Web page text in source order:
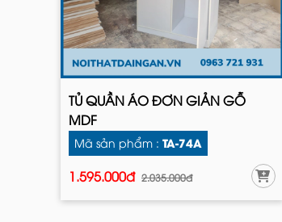
TỦ QUẦN ÁO ĐƠN GIẢN GỖ
MDF
Mã sản phẩm : TA-74A
1.595.000đ 2.035.000đ